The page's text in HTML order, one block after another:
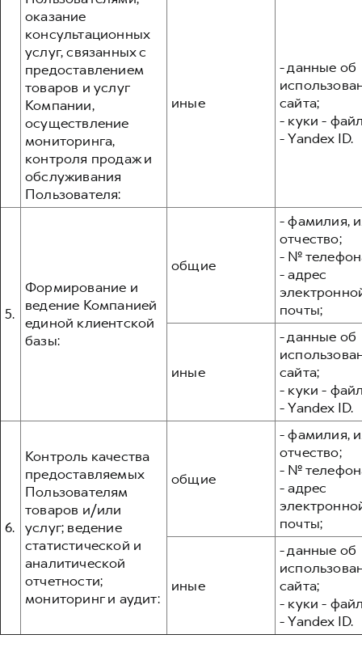
оказание
консультационных
услуг, связанных с
предоставлением
товаров и услуг
Компании,
осуществление
мониторинга,
контроля продаж и
обслуживания
Пользователя:
иные
- данные об
сайта;
- куки -
- Yandex ID.
5.
Формирование и
ведение Компанией
единой клиентской
базы:
общие
- фамилия,
отчество;
- №
- адрес
почты;
иные
- данные об
сайта;
- куки -
- Yandex ID.
6.
Контроль качества
предоставляемых
Пользователям
товаров и/или
услуг; ведение
статистической и
аналитической
отчетности;
мониторинг и аудит:
общие
- фамилия,
отчество;
- №
- адрес
почты;
иные
- данные об
сайта;
- куки -
- Yandex ID.